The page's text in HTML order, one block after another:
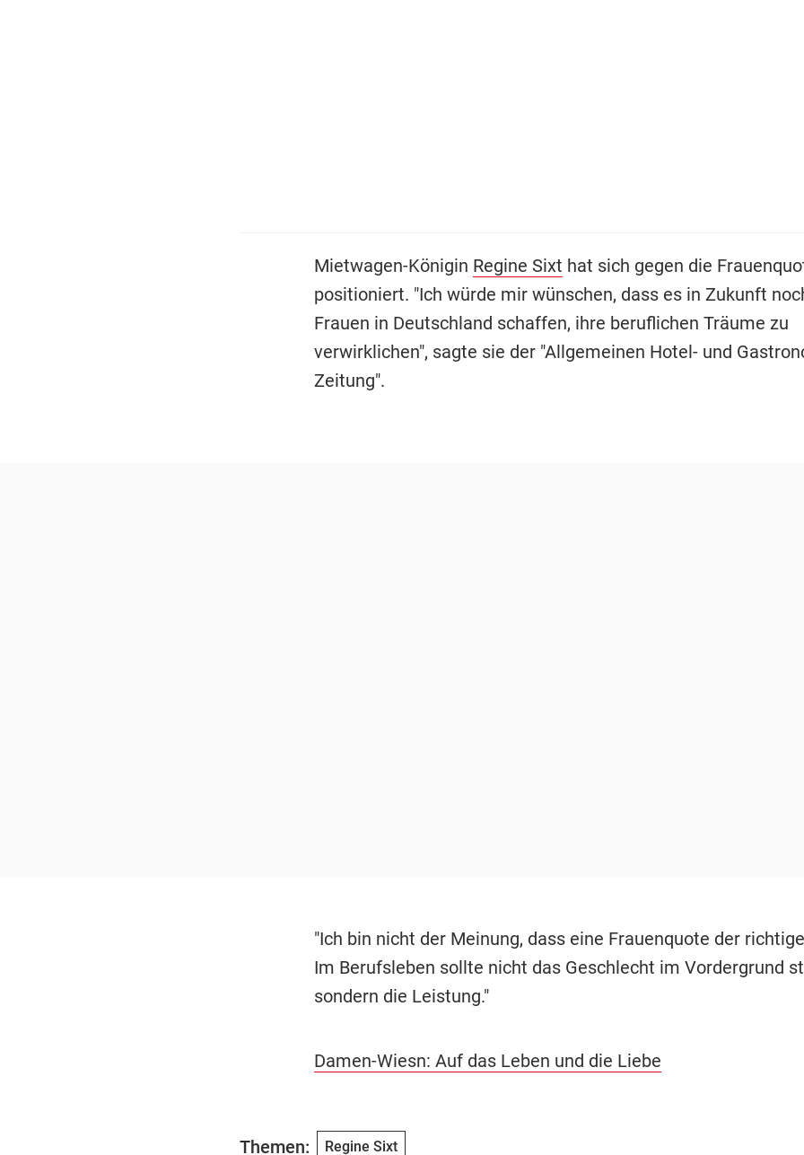
Mietwagen-Königin Regine Sixt hat sich gegen die
positioniert. "Ich würde mir wünschen, dass es in Zukunft
Frauen in Deutschland schaffen, ihre beruflichen Träume zu
verwirklichen", sagte sie der "Allgemeinen Hotel- und
Zeitung".
"Ich bin nicht der Meinung, dass eine Frauenquote der
Im Berufsleben sollte nicht das Geschlecht im Vordergrund
sondern die Leistung."
Damen-Wiesn: Auf das Leben und die Liebe
Themen: Regine Sixt